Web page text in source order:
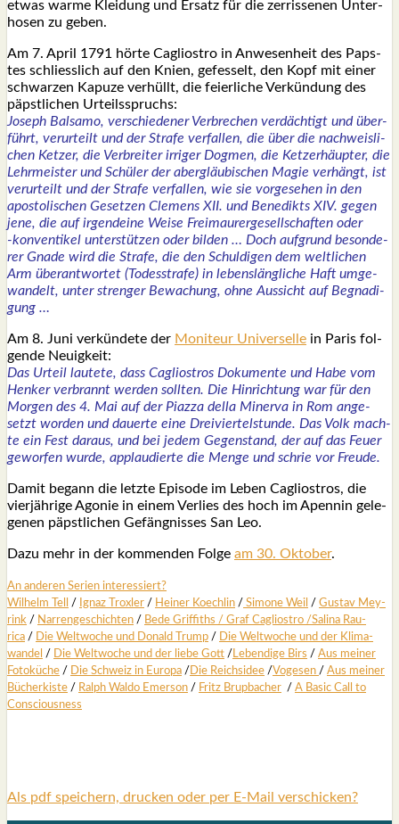
etwas war­me Klei­dung und Ersatz für die zer­ris­se­nen Unter­
ho­sen zu geben.
Am 7. April 1791 hör­te Cagli­os­tro in Anwe­sen­heit des Paps­
tes schliess­lich auf den Knien, gefes­selt, den Kopf mit einer
schwar­zen Kapu­ze ver­hüllt, die fei­er­li­che Ver­kün­dung des
päpst­li­chen Urteils­spruchs:
Joseph Bal­sa­mo, ver­schie­de­ner Ver­bre­chen ver­däch­tigt und über­
führt, ver­ur­teilt und der Stra­fe ver­fal­len, die über die nach­weis­li­
chen Ket­zer, die Ver­brei­ter irri­ger Dog­men, die Ket­zer­häup­ter, die
Lehr­meis­ter und Schü­ler der aber­gläu­bi­schen Magie ver­hängt, ist
ver­ur­teilt und der Stra­fe ver­fal­len, wie sie vor­ge­se­hen in den
apos­to­li­schen Geset­zen Cle­mens XII. und Bene­dikts XIV. gegen
jene, die auf irgend­ei­ne Wei­se Frei­mau­rer­ge­sell­schaf­ten oder
‑kon­ven­ti­kel unter­stüt­zen oder bil­den … Doch auf­grund beson­de­
rer Gna­de wird die Stra­fe, die den Schul­di­gen dem welt­li­chen
Arm über­ant­wor­tet (Todes­stra­fe) in lebens­läng­li­che Haft umge­
wan­delt, unter stren­ger Bewa­chung, ohne Aus­sicht auf Begna­di­
gung …
Am 8. Juni ver­kün­de­te der Moni­teur Uni­ver­sel­le in Paris fol­
gen­de Neu­ig­keit:
Das Urteil lau­te­te, dass Cagli­ostros Doku­men­te und Habe vom
Hen­ker ver­brannt wer­den soll­ten. Die Hin­rich­tung war für den
Mor­gen des 4. Mai auf der Piaz­za del­la Miner­va in Rom ange­
setzt wor­den und dau­er­te eine Drei­vier­tel­stun­de. Das Volk mach­
te ein Fest dar­aus, und bei jedem Gegen­stand, der auf das Feu­er
gewor­fen wur­de, applau­dier­te die Men­ge und schrie vor Freu­de.
Damit begann die letz­te Epi­so­de im Leben Cagli­ostros, die
vier­jäh­ri­ge Ago­nie in einem Ver­lies des hoch im Apen­nin gele­
ge­nen päpst­li­chen Gefäng­nis­ses San Leo.
Dazu mehr in der kom­men­den Fol­ge am 30. Okto­ber.
An ande­ren Seri­en inter­es­siert?
Wil­helm Tell
/ Ignaz Trox­ler / Hei­ner Koech­lin / Simo­ne Weil / Gus­tav Mey­
rink / Nar­ren­ge­schich­ten / Bede Grif­fiths / Graf Cagli­os­tro /Sali­na Rau­
rica / Die Welt­wo­che und Donald Trump / Die Welt­wo­che und der Kli­ma­
wan­del / Die Welt­wo­che und der lie­be Gott /Leben­di­ge Birs / Aus mei­ner
Foto­kü­che / Die Schweiz in Euro­pa /Die Reichs­idee /Voge­sen / Aus mei­ner
Bücher­kis­te / Ralph Wal­do Emer­son / Fritz Brup­ba­cher / A Basic Call to
Con­scious­ness
Als pdf speichern, drucken oder per E-Mail verschicken?